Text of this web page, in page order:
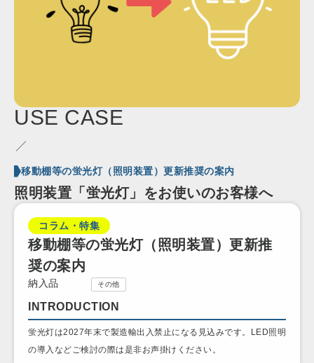
USE CASE
移動棚等の蛍光灯（照明装置）更新推奨の案内
照明装置「蛍光灯」をお使いのお客様へ
コラム・特集
移動棚等の蛍光灯（照明装置）更新推
奨の案内
納入品 その他
INTRODUCTION
蛍光灯は2027年末で製造輸出入禁止になる見込みです。LED照明
の導入などご検討の際は是非お声掛けください。